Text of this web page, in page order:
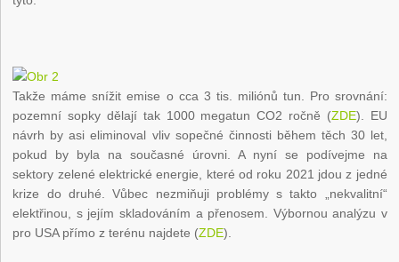
Takže máme snížit emise o cca 3 tis. miliónů tun. Pro srovnání:
pozemní sopky dělají tak 1000 megatun CO2 ročně (ZDE). EU
návrh by asi eliminoval vliv sopečné činnosti během těch 30 let,
pokud by byla na současné úrovni. A nyní se podívejme na
sektory zelené elektrické energie, které od roku 2021 jdou z jedné
krize do druhé. Vůbec nezmiňuji problémy s takto „nekvalitní“
elektřinou, s jejím skladováním a přenosem. Výbornou analýzu v
pro USA přímo z terénu najdete (ZDE).